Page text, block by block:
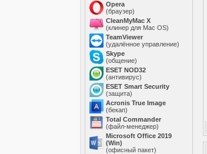
Opera
(браузер)
CleanMyMac X
(клинер для Mac OS)
TeamViewer
(удалённое управление)
Skype
(общение)
ESET NOD32
(антивирус)
ESET Smart Security
(защита)
Acronis True Image
(бекап)
Total Commander
(файл-менеджер)
Microsoft Office 2019
(Win)
(офисный пакет)